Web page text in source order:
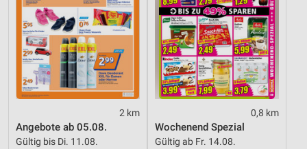
2 km
Angebote ab 05.08.
Gültig bis Di. 11.08.
0,8 km
Wochenend Spezial
Gültig ab Fr. 14.08.